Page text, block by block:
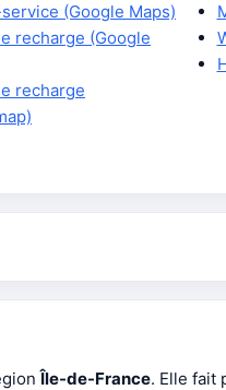
(Google Maps)
recharge (Google
recharge
Île-de-France. Elle fait